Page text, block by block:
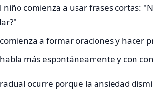
niño comienza a usar frases cortas:
a formar oraciones y hacer
más espontáneamente y con
ocurre porque la ansiedad